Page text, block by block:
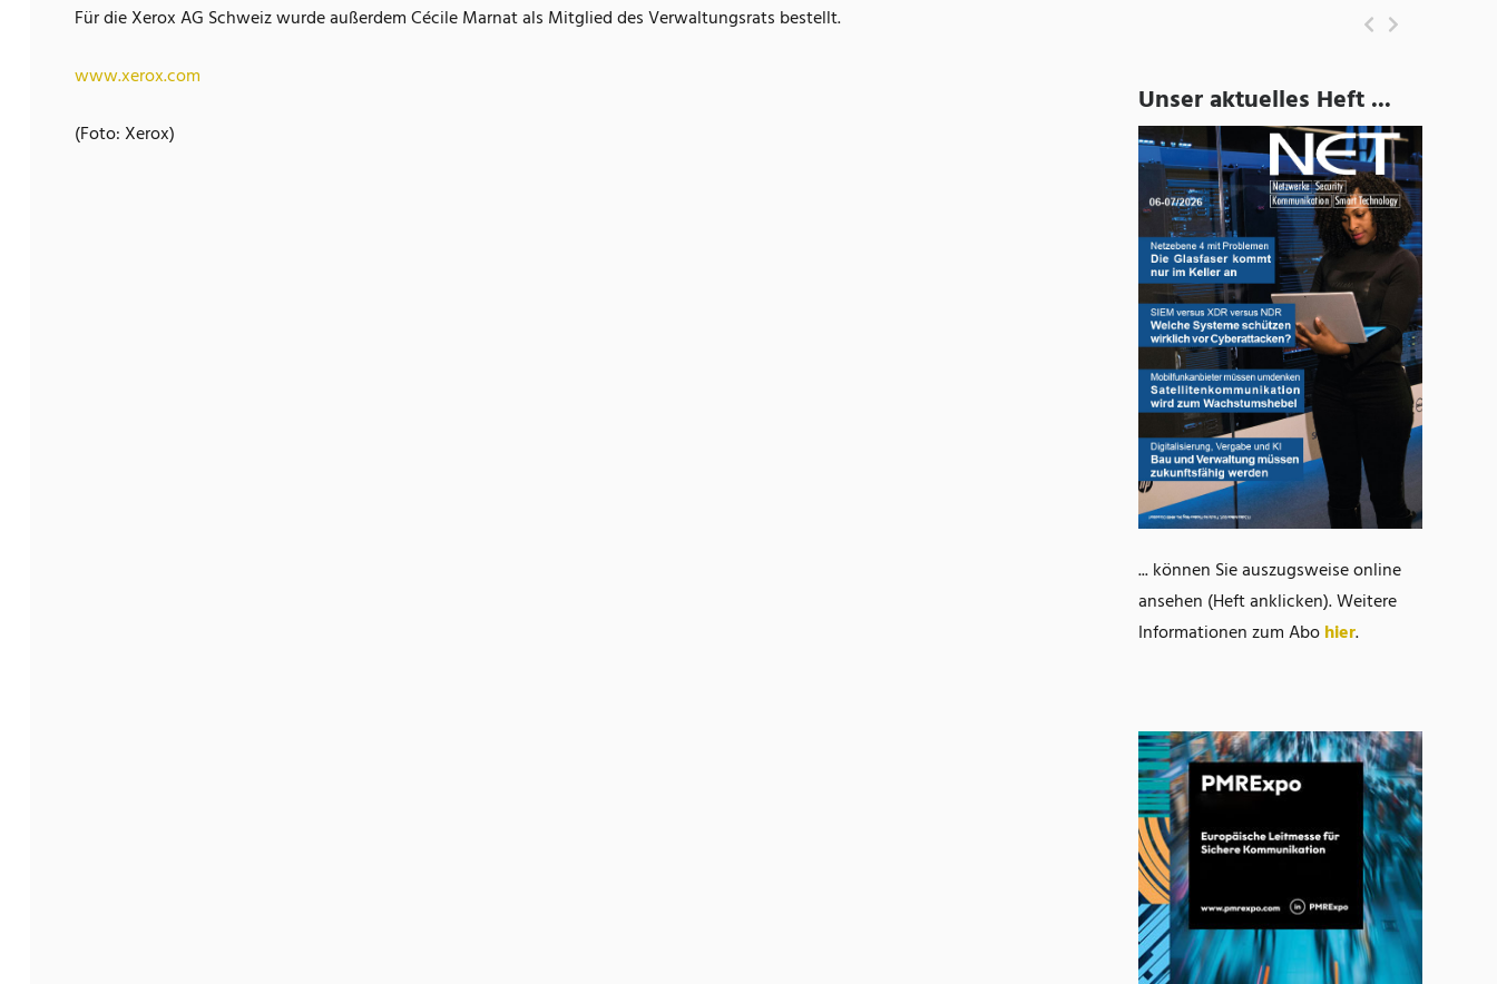
Unser aktuelles Heft ...
... können Sie auszugsweise online
ansehen (Heft anklicken). Weitere
Informationen zum Abohier.
Für die Xerox AG Schweiz wurde außerdem Cécile Marnat als Mitglied des Verwaltungsrats bestellt.
www.xerox.com
(Foto: Xerox)